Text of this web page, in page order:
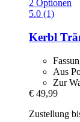
2 Optionen
5.0 (1)
Kerbl
Aus
Zur
€ 49,99
Zustellung